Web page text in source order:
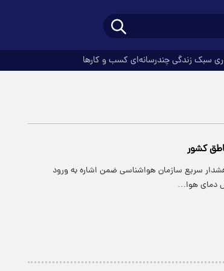
سبک زندگیچندرسانه‌ای کسب و کارها
کشور
سریع سازمان هواشناسی ضمن اشاره به ورود
دمای هوا…